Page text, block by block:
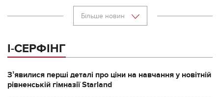
Більше новин
І-СЕРФІНГ
Зʼявилися перші деталі про ціни на навчання у новітній
рівненській гімназії Starland